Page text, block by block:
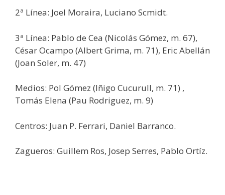
2ª Línea: Joel Moraira, Luciano Scmidt.
3ª Línea: Pablo de Cea (Nicolás Gómez, m. 67),
César Ocampo (Albert Grima, m. 71), Eric Abellán
(Joan Soler, m. 47)
Medios: Pol Gómez (Iñigo Cucurull, m. 71) ,
Tomás Elena (Pau Rodriguez, m. 9)
Centros: Juan P. Ferrari, Daniel Barranco.
Zagueros: Guillem Ros, Josep Serres, Pablo Ortíz.